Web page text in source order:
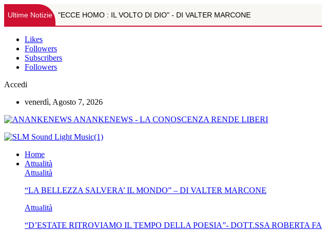
Ultime Notizie "ECCE HOMO : IL VOLTO DI DIO" - DI VALTER MARCONE
OLTRE L'IMMAGINE: LA RISONANZA MAGNETICA MULTIPARAMETRICA È LA
PSICOPATOLOGIA DA WEB. IL RUOLO DELLA PREVENZIONE DIGITALE NEI
"LA BELLEZZA SALVERA' IL MONDO" - DI VALTER MARCONE
JOELE SEMPLICINO, LA VOCE GIOVANE DELL’IMPEGNO CIVILE E SOCIALE
Likes
Followers
Subscribers
Followers
Accedi
venerdì, Agosto 7, 2026
ANANKENEWS - LA CONOSCENZA RENDE LIBERI
Home
Attualità
Attualità
“LA BELLEZZA SALVERA’ IL MONDO” – DI VALTER MARCONE
Attualità
“D’ESTATE RITROVIAMO IL TEMPO DELLA POESIA”- DOTT.SSA ROBERTA